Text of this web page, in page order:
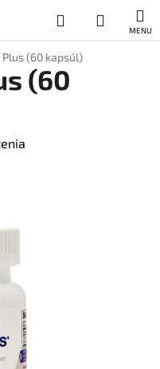
Hľadať
KOŠÍK
(60 kapsúl)
(60